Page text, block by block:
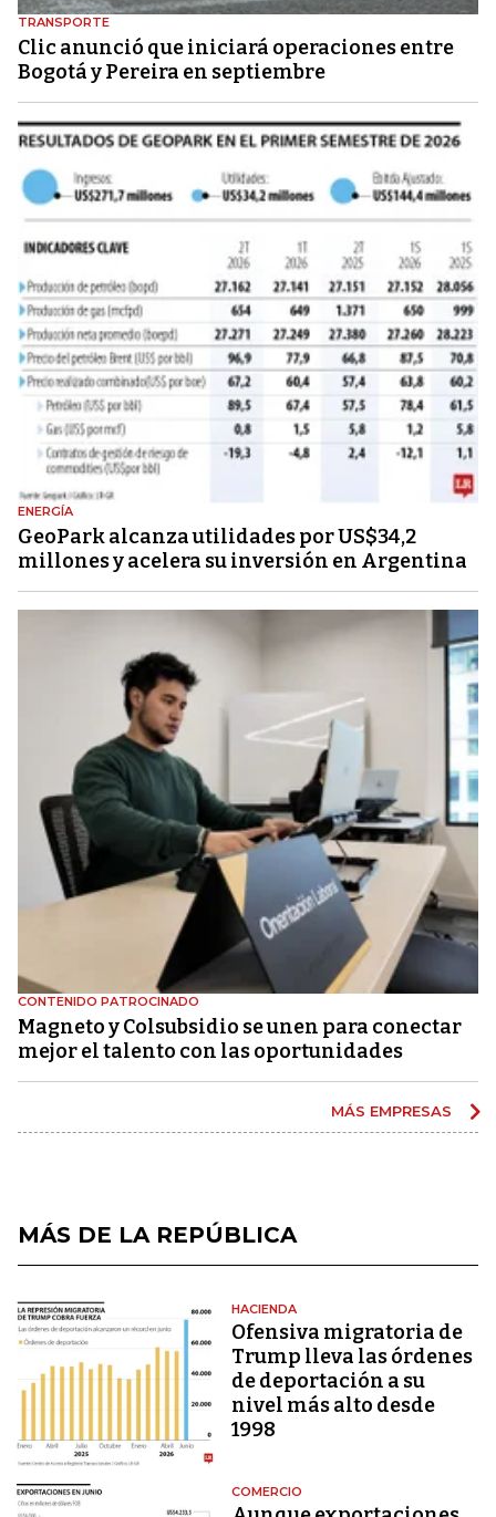
TRANSPORTE
Clic anunció que iniciará operaciones entre
Bogotá y Pereira en septiembre
ENERGÍA
GeoPark alcanza utilidades por US$34,2
millones y acelera su inversión en Argentina
CONTENIDO PATROCINADO
Magneto y Colsubsidio se unen para conectar
mejor el talento con las oportunidades
MÁS EMPRESAS
MÁS DE LA REPÚBLICA
HACIENDA
Ofensiva migratoria de
Trump lleva las órdenes
de deportación a su
nivel más alto desde
1998
COMERCIO